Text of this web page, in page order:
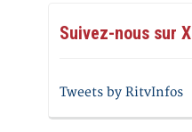
Suivez-nous sur X
Tweets by RitvInfos